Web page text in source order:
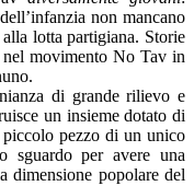
non mancano
lotta partigiana. Storie
movimento No Tav in
di grande rilievo e
un insieme dotato di
pezzo di un unico
sguardo per avere una
dimensione popolare del